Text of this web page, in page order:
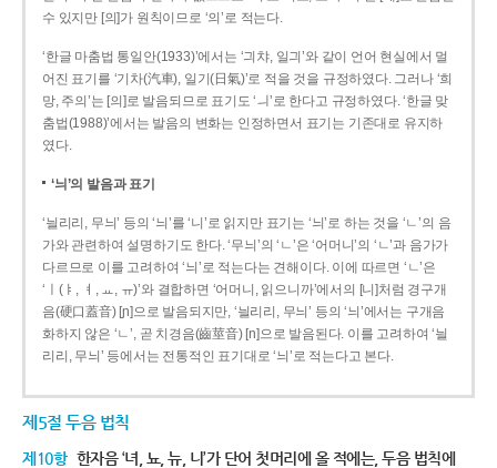
수 있지만 [의]가 원칙이므로 ‘의’로 적는다.
‘한글 마춤법 통일안(1933)’에서는 ‘긔챠, 일긔’와 같이 언어 현실에서 멀
어진 표기를 ‘기차(汽車), 일기(日氣)’로 적을 것을 규정하였다. 그러나 ‘희
망, 주의’는 [의]로 발음되므로 표기도 ‘ㅢ’로 한다고 규정하였다. ‘한글 맞
춤법(1988)’에서는 발음의 변화는 인정하면서 표기는 기존대로 유지하
였다.
‘늬’의 발음과 표기
‘늴리리, 무늬’ 등의 ‘늬’를 ‘니’로 읽지만 표기는 ‘늬’로 하는 것을 ‘ㄴ’의 음
가와 관련하여 설명하기도 한다. ‘무늬’의 ‘ㄴ’은 ‘어머니’의 ‘ㄴ’과 음가가
다르므로 이를 고려하여 ‘늬’로 적는다는 견해이다. 이에 따르면 ‘ㄴ’은
‘ㅣ(ㅑ, ㅕ, ㅛ, ㅠ)’와 결합하면 ‘어머니, 읽으니까’에서의 [니]처럼 경구개
음(硬口蓋音) [ɲ]으로 발음되지만, ‘늴리리, 무늬’ 등의 ‘늬’에서는 구개음
화하지 않은 ‘ㄴ’, 곧 치경음(齒莖音) [n]으로 발음된다. 이를 고려하여 ‘늴
리리, 무늬’ 등에서는 전통적인 표기대로 ‘늬’로 적는다고 본다.
제5절 두음 법칙
제10항 한자음 ‘녀, 뇨, 뉴, 니’가 단어 첫머리에 올 적에는, 두음 법칙에